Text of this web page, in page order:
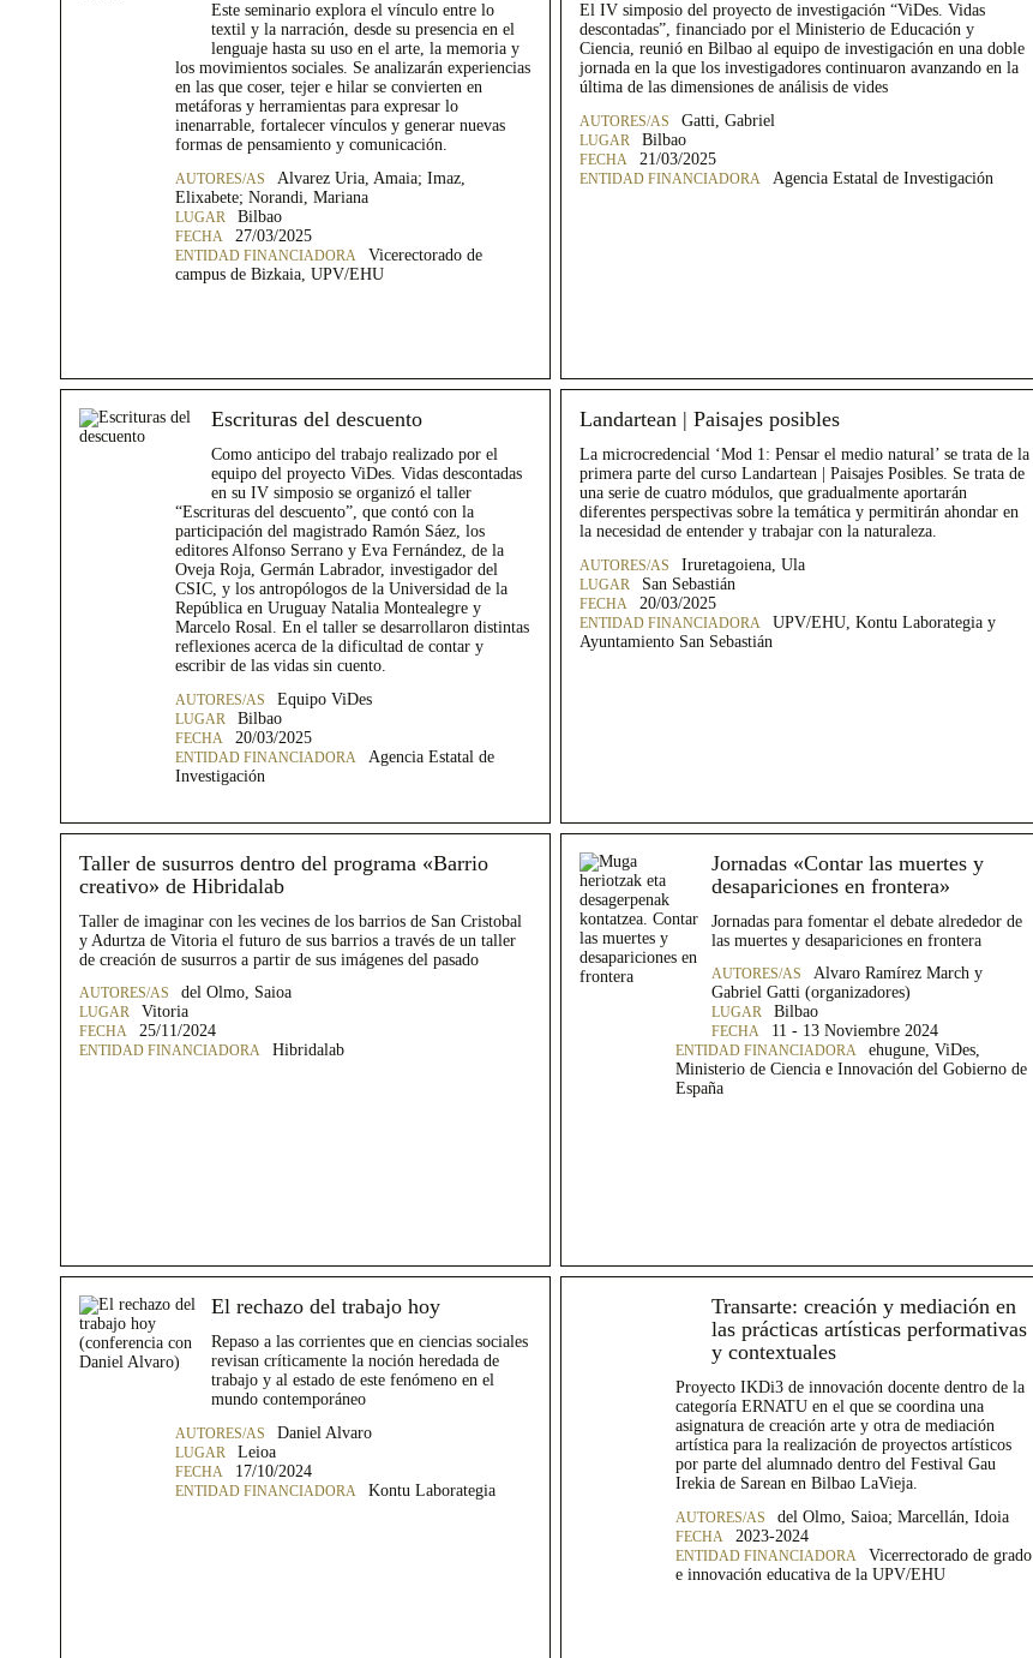
Este seminario explora el vínculo entre lo
textil y la narración, desde su presencia en el
lenguaje hasta su uso en el arte, la memoria y
los movimientos sociales. Se analizarán experiencias
en las que coser, tejer e hilar se convierten en
metáforas y herramientas para expresar lo
inenarrable, fortalecer vínculos y generar nuevas
formas de pensamiento y comunicación.
Alvarez Uria, Amaia; Imaz,
Elixabete; Norandi, Mariana
Bilbao
27/03/2025
Vicerectorado de
campus de Bizkaia, UPV/EHU
El IV simposio del proyecto de investigación “ViDes. Vidas
descontadas”, financiado por el Ministerio de Educación y
Ciencia, reunió en Bilbao al equipo de investigación en una doble
jornada en la que los investigadores continuaron avanzando en la
última de las dimensiones de análisis de vides
Gatti, Gabriel
Bilbao
21/03/2025
Agencia Estatal de Investigación
Escrituras del descuento
Como anticipo del trabajo realizado por el
equipo del proyecto ViDes. Vidas descontadas
en su IV simposio se organizó el taller
“Escrituras del descuento”, que contó con la
participación del magistrado Ramón Sáez, los
editores Alfonso Serrano y Eva Fernández, de la
Oveja Roja, Germán Labrador, investigador del
CSIC, y los antropólogos de la Universidad de la
República en Uruguay Natalia Montealegre y
Marcelo Rosal. En el taller se desarrollaron distintas
reflexiones acerca de la dificultad de contar y
escribir de las vidas sin cuento.
Equipo ViDes
Bilbao
20/03/2025
Agencia Estatal de
Investigación
Landartean | Paisajes posibles
La microcredencial ‘Mod 1: Pensar el medio natural’ se trata de la
primera parte del curso Landartean | Paisajes Posibles. Se trata de
una serie de cuatro módulos, que gradualmente aportarán
diferentes perspectivas sobre la temática y permitirán ahondar en
la necesidad de entender y trabajar con la naturaleza.
Iruretagoiena, Ula
San Sebastián
20/03/2025
UPV/EHU, Kontu Laborategia y
Ayuntamiento San Sebastián
Taller de susurros dentro del programa «Barrio
creativo» de Hibridalab
Taller de imaginar con les vecines de los barrios de San Cristobal
y Adurtza de Vitoria el futuro de sus barrios a través de un taller
de creación de susurros a partir de sus imágenes del pasado
del Olmo, Saioa
Vitoria
25/11/2024
Hibridalab
Jornadas «Contar las muertes y
desapariciones en frontera»
Jornadas para fomentar el debate alrededor de
las muertes y desapariciones en frontera
Alvaro Ramírez March y
Gabriel Gatti (organizadores)
Bilbao
11 - 13 Noviembre 2024
ehugune, ViDes,
Ministerio de Ciencia e Innovación del Gobierno de
España
El rechazo del trabajo hoy
Repaso a las corrientes que en ciencias sociales
revisan críticamente la noción heredada de
trabajo y al estado de este fenómeno en el
mundo contemporáneo
Daniel Alvaro
Leioa
17/10/2024
Kontu Laborategia
Transarte: creación y mediación en
las prácticas artísticas performativas
y contextuales
Proyecto IKDi3 de innovación docente dentro de la
categoría ERNATU en el que se coordina una
asignatura de creación arte y otra de mediación
artística para la realización de proyectos artísticos
por parte del alumnado dentro del Festival Gau
Irekia de Sarean en Bilbao LaVieja.
del Olmo, Saioa; Marcellán, Idoia
2023-2024
Vicerrectorado de grado
e innovación educativa de la UPV/EHU